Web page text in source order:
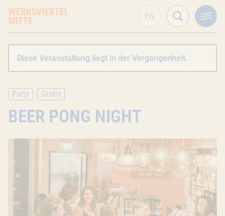
Diese Veranstaltung liegt in der Vergangenheit.
Party Gratis
BEER PONG NIGHT